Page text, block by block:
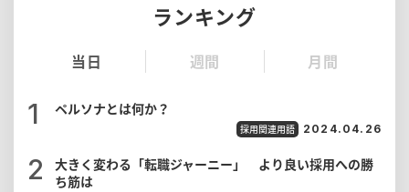
ランキング
当日 週間 月間
ペルソナとは何か？
採用関連用語 2024.04.26
大きく変わる「転職ジャーニー」 より良い採用への勝
ち筋は